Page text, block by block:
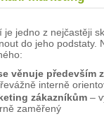
je jedno z nejčastěji
do jeho podstaty.
věnuje především
interně
zákazníkům –
zaměřený